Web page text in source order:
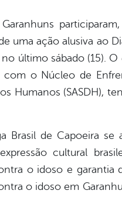
uma ação alusiva ao
último sábado (15).
com o Núcleo de
Humanos (SASDH),
Brasil de Capoeira
cultural
o idoso e garantia
o idoso em